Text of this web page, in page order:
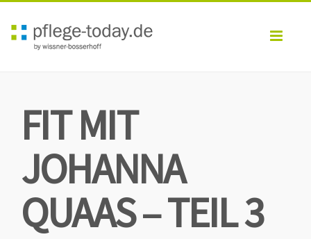
FIT MIT
JOHANNA
QUAAS – TEIL 3